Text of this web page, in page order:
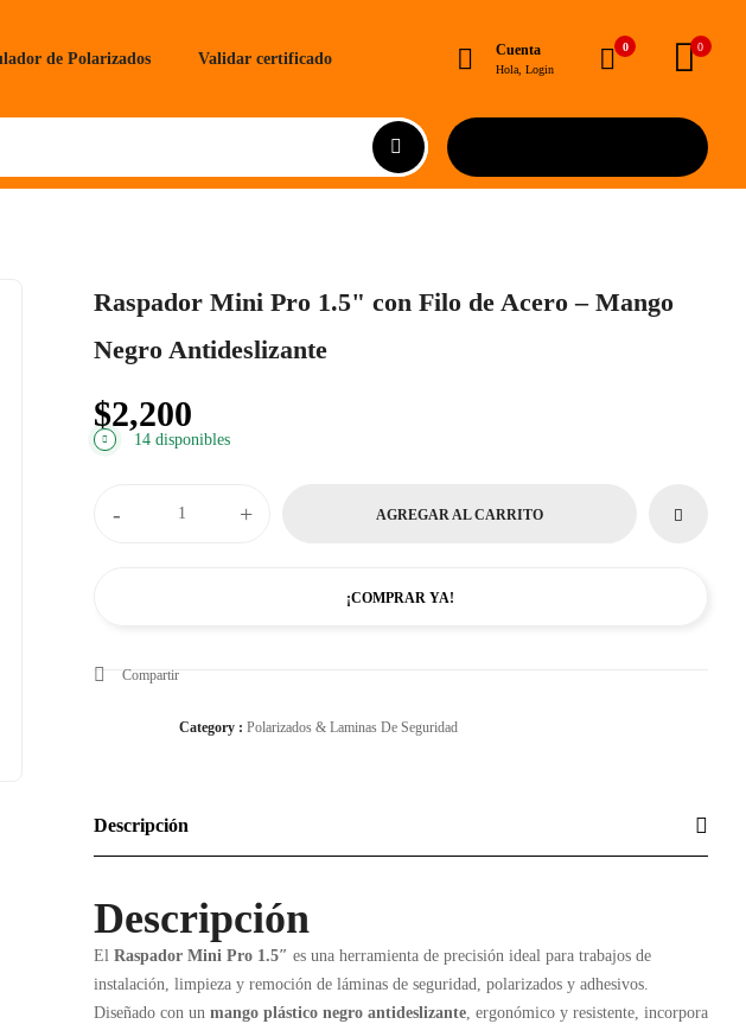
de Polarizados Validar certificado Cuenta
Hola, Login
0 0
Raspador Mini Pro 1.5" con Filo de Acero – Mango
Negro Antideslizante
$2,200
14 disponibles
-
de
quantity
+ AGREGAR AL CARRITO
¡COMPRAR YA!
Compartir
Category : Polarizados & Laminas De Seguridad
Descripción
Descripción
El Raspador Mini Pro 1.5″ es una herramienta de precisión ideal para trabajos de
instalación, limpieza y remoción de láminas de seguridad, polarizados y adhesivos.
Diseñado con un mango plástico negro antideslizante, ergonómico y resistente, incorpora